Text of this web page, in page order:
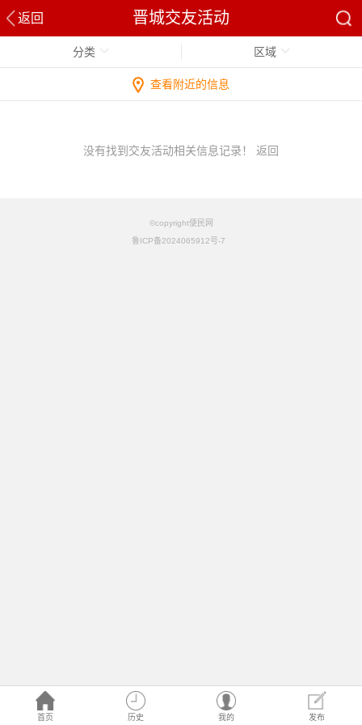
返回 晋城交友活动
首页 历史 我的 发布
分类 区域
查看附近的信息
没有找到交友活动相关信息记录！ 返回
©copyright便民网
鲁ICP备2024065912号-7